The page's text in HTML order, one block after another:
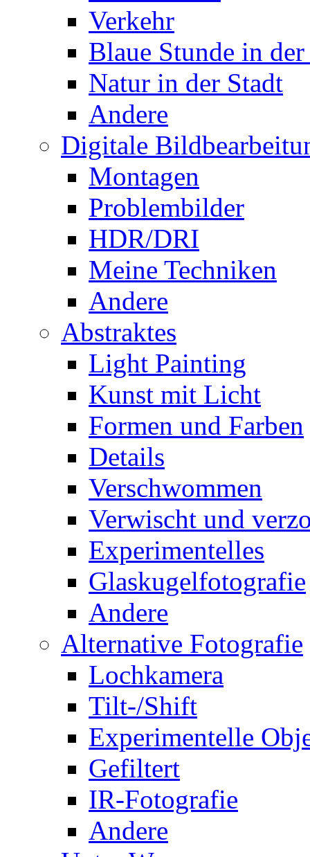
Verkehr
Blaue Stunde in
Natur in der Stadt
Andere
Digitale
Montagen
Problembilder
HDR/DRI
Meine Techniken
Andere
Abstraktes
Light Painting
Kunst mit Licht
Formen und Farben
Details
Verschwommen
Verwischt und
Experimentelles
Glaskugelfotografie
Andere
Alternative Fotografie
Lochkamera
Tilt-/Shift
Experimentelle
Gefiltert
IR-Fotografie
Andere